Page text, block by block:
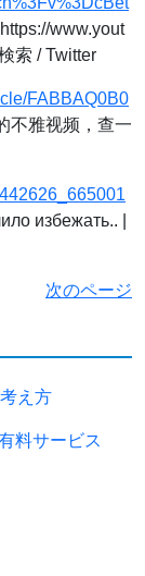
www.yout
索 / Twitter
FABBAQ0B0
不雅视频，查一
избежать.. |
次のページ
え方
料サービス